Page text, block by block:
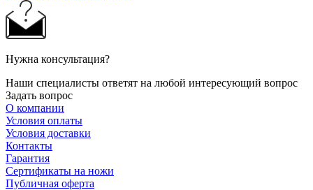
Нужна консультация?
Наши специалисты ответят на любой интересующий вопрос
Задать вопрос
О компании
Условия оплаты
Условия доставки
Контакты
Гарантия
Сертификаты на ножи
Публичная оферта